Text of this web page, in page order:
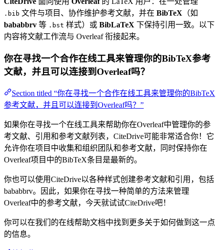
.bib 文件与项目、协作维护参考文献，并在 BibTeX （如
bababbrv 等 .bst 样式）或 BibLaTeX 下保持引用一致。以下
内容将文献工作流与 Overleaf 衔接起来。
你在寻找一个合作在线工具来管理你的BibTeX参考
文献，并且可以连接到Overleaf吗？
Section titled “你在寻找一个合作在线工具来管理你的BibTeX
参考文献，并且可以连接到Overleaf吗？”
如果你在寻找一个在线工具来帮助你在Overleaf中管理你的参
考文献、引用和参考文献列表，CiteDrive可能非常适合你！它
允许你在项目中收集和组织团队和参考文献，同时保持你在
Overleaf项目中的BibTeX条目是最新的。
你也可以使用CiteDrive以各种样式创建参考文献和引用，包括
bababbrv。因此，如果你在寻找一种简单的方法来管理
Overleaf中的参考文献，今天就试试CiteDrive吧！
你可以在我们的在线帮助文档中找到更多关于如何做到这一点
的信息。